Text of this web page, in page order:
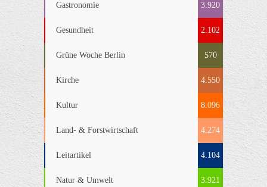
Gastronomie 3.920
Gesundheit 2.102
Grüne Woche Berlin 570
Kirche 4.550
Kultur 8.096
Land- & Forstwirtschaft 4.274
Leitartikel 4.104
Natur & Umwelt 3.921